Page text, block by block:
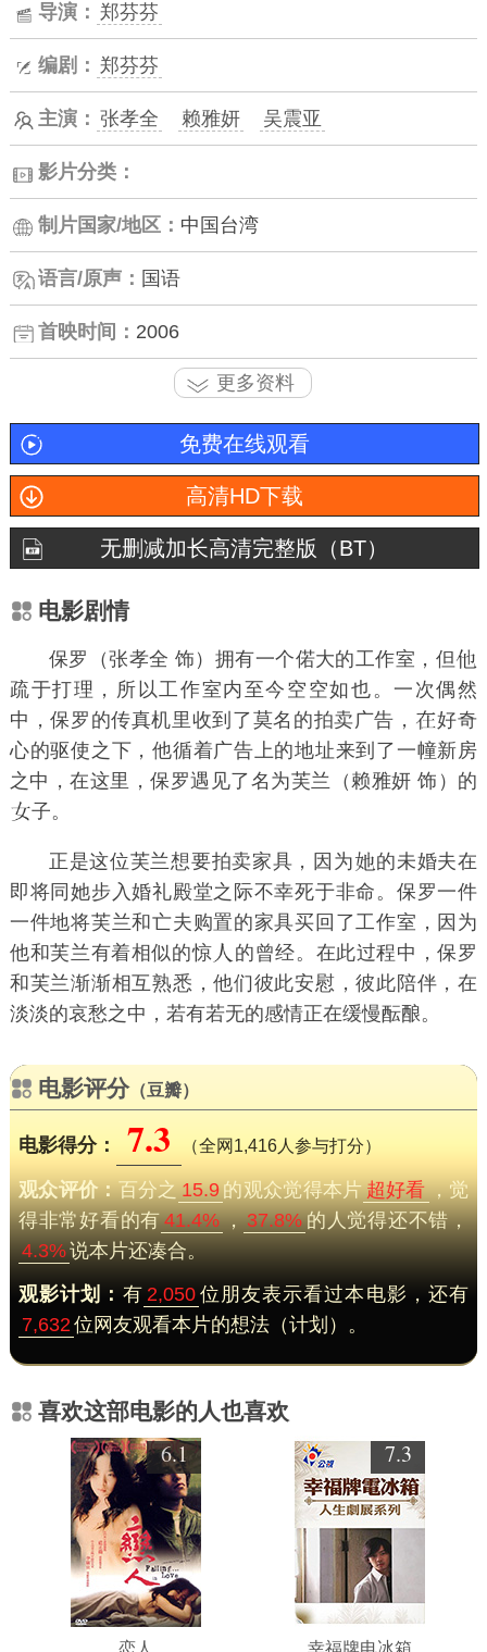
导演： 郑芬芬
编剧： 郑芬芬
主演： 张孝全 赖雅妍 吴震亚
影片分类：
制片国家/地区： 中国台湾
语言/原声： 国语
首映时间： 2006
更多资料
免费在线观看
高清HD下载
无删减加长高清完整版（BT）
电影剧情
保罗（张孝全 饰）拥有一个偌大的工作室，但
疏于打理，所以工作室内至今空空如也。一次偶然
中，保罗的传真机里收到了莫名的拍卖广告，
好奇
心的驱使之下，他循着广告上的地址来到了一幢新房
之中，在这里，保罗遇见了名为芙兰（赖雅妍 饰）的
子。
正是这位芙兰想要拍卖家具，因为
的未婚夫在
即将同她步入婚礼殿堂之际不幸死于非命。保罗一件
一件地将芙兰和亡夫购置的家具买回了工作室，因为
他和芙兰有着相似的惊
的曾经。在此过程中，保罗
和芙兰渐渐相互熟悉，他们彼此安慰，彼此陪伴，在
淡淡的哀愁之中，若有若无的感情正在缓慢酝酿。
电影评分（豆瓣）
电影得分： 7.3 （全网1,416人参与打分）
观众评价：百分之15.9的观众觉得本片超好看，觉
得非常好看的有41.4%，37.8%的人觉得还不错，
4.3%说本片还凑合。
观影计划： 有 2,050 位朋友表示看过本电影，还有
7,632位网友观看本片的想法（计划）。
喜欢这部电影的人也喜欢
6.1
恋人
7.3
幸福牌电冰箱